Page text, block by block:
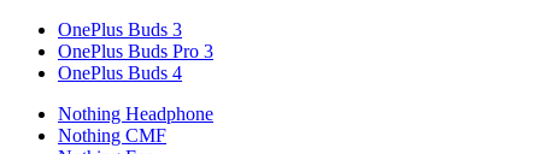
OnePlus Buds 3
OnePlus Buds Pro 3
OnePlus Buds 4
Nothing Headphone
Nothing CMF